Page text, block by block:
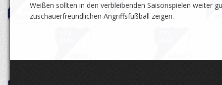
Weißen sollten in den verbleibenden Saisonspielen weiter
zuschauerfreundlichen Angriffsfußball zeigen.